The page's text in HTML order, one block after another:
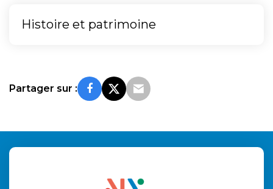
Histoire et patrimoine
Partager sur :